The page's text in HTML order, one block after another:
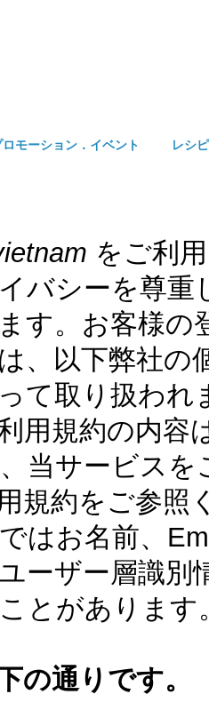
ロモーション．イベント レシピ
をご利
バシーを尊
す。お客様の
、以下弊社の
て取り扱われ
用規約の内容
当サービス
規約をご参照
ではお名前、
ーザー層識別
とがあります
の通りです。